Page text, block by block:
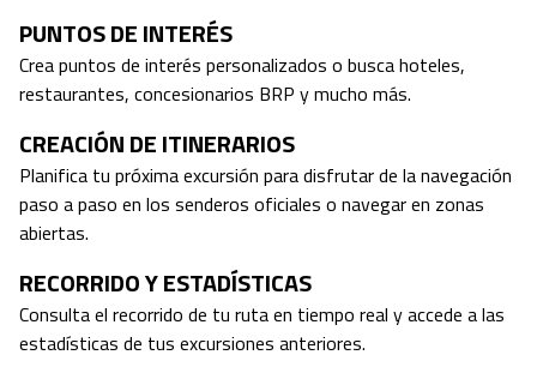
PUNTOS DE INTERÉS
Crea puntos de interés personalizados o busca hoteles,
restaurantes, concesionarios BRP y mucho más.
CREACIÓN DE ITINERARIOS
Planifica tu próxima excursión para disfrutar de la navegación
paso a paso en los senderos oficiales o navegar en zonas
abiertas.
RECORRIDO Y ESTADÍSTICAS
Consulta el recorrido de tu ruta en tiempo real y accede a las
estadísticas de tus excursiones anteriores.